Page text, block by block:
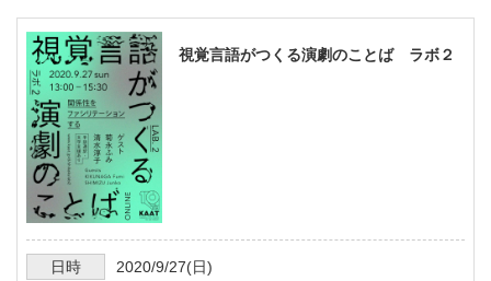
視覚言語がつくる演劇のことば ラボ２
日時 2020/9/27(日)